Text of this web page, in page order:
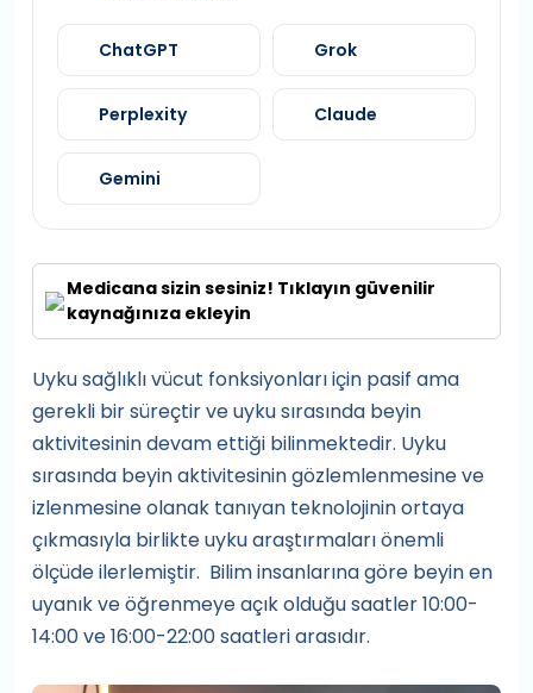
ChatGPT Grok
Perplexity Claude
Gemini
Medicana sizin sesiniz! Tıklayın güvenilir
kaynağınıza ekleyin
Uyku sağlıklı vücut fonksiyonları için pasif ama
gerekli bir süreçtir ve uyku sırasında beyin
aktivitesinin devam ettiği bilinmektedir. Uyku
sırasında beyin aktivitesinin gözlemlenmesine ve
izlenmesine olanak tanıyan teknolojinin ortaya
çıkmasıyla birlikte uyku araştırmaları önemli
ölçüde ilerlemiştir. Bilim insanlarına göre beyin en
uyanık ve öğrenmeye açık olduğu saatler 10:00-
14:00 ve 16:00-22:00 saatleri arasıdır.